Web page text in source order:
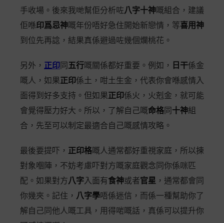
手收場。後來我哋幫佢分析咗八字十神嘅組合，建議
佢喺印爲忌神嘅年份唔好急住開始新戀情，等喜用神
到位先再諗，結果真係避過咗幾個爛桃花。
另外， 正印 同 五行嘅關係都好重要。例如， 日干係金
嘅人，如果正印係土，咁土生金，代表你會喺感情入
面得到好多支持。但如果正印係火，火剋金，就可能
會覺得壓力好大。所以，了解自己嘅命格 同 十神組
合，先至可以制定最適合自己嘅感情攻略。
最後要提吓， 正印格嘅人通常都好重視家庭，所以揀
對象嗰陣，不妨考慮吓對方嘅家庭觀念同你係咪匹
配。如果對方八字入面有食神或者官星 ，通常都會同
你幾夾。記住， 八字學唔係迷信，而係一種幫助你了
解自己同他人嘅工具，用得啱嘅話，真係可以提升你